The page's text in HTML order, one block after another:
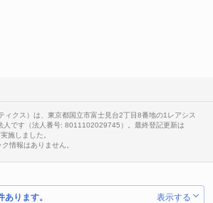
ィクス）は、東京都国立市富士見台2丁目8番地の1レアシス
人です（法人番号: 8011102029745）。最終登記更新は
施しました。
情報はありません。
ります。 表示する